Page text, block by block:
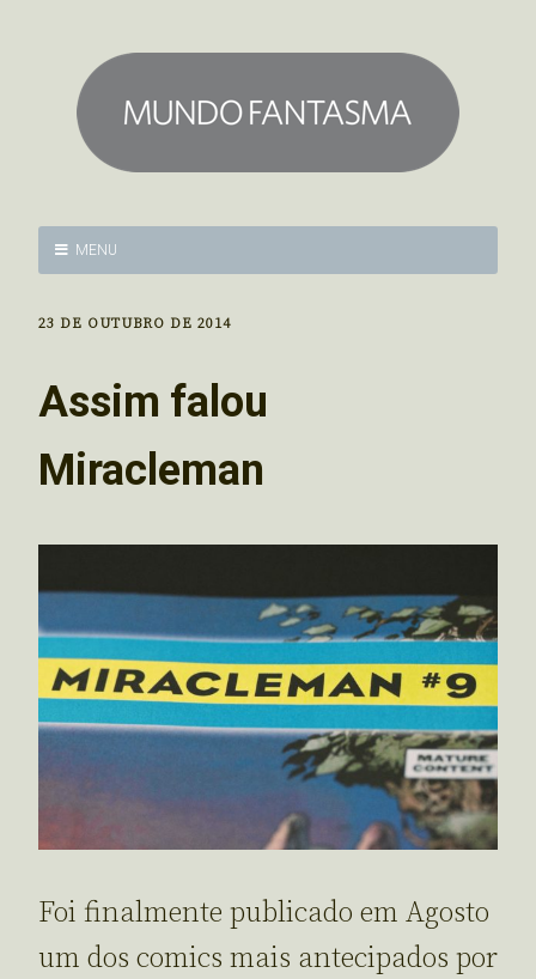
MENU
23 DE OUTUBRO DE 2014
Assim falou
Miracleman
Foi finalmente publicado em Agosto
um dos comics mais antecipados por